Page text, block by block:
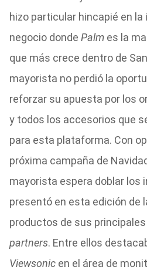
hizo particular hincapié en
negocio donde Palmes la
que más crece dentro de
mayorista no perdió la
reforzar su apuesta por los
y todos los accesorios que
para esta plataforma. Con
próxima campaña de
mayorista espera doblar los
presentó en esta edición de
productos de sus
partners. Entre ellos
Viewsonicen el área de